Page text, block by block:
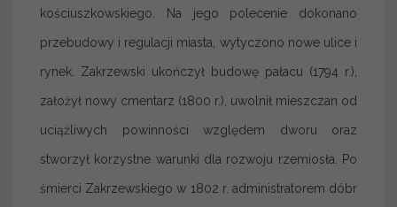
kościuszkowskiego. Na jego polecenie dokonano
przebudowy i regulacji miasta, wytyczono nowe ulice i
rynek. Zakrzewski ukończył budowę pałacu (1794 r.),
założył nowy cmentarz (1800 r.), uwolnił mieszczan od
uciążliwych powinności względem dworu oraz
stworzył korzystne warunki dla rozwoju rzemiosła. Po
śmierci Zakrzewskiego w 1802 r. administratorem dóbr